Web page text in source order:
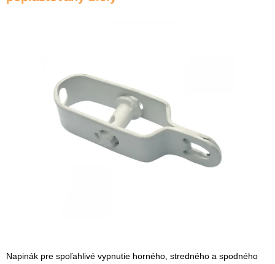
Napinák pre spoľahlivé vypnutie horného, ​​stredného a spodného